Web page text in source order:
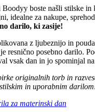
boste našli stilske in
idealne za nakupe,
darilo, ki zasije!
z ljubeznijo in
resnično posebno darilo.
vsak dan in jo spominjal
originalnih torb in
in uporabnim
za materinski dan